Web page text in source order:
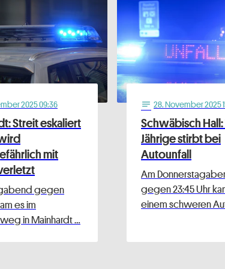
2025 09:36
Streit eskaliert
mit
gegen
es im
in Mainhardt …
notes 28. November 2025
Schwäbisch Hall:
Jährige stirbt bei
Autounfall
Am
gegen 23:45 Uhr
einem schweren